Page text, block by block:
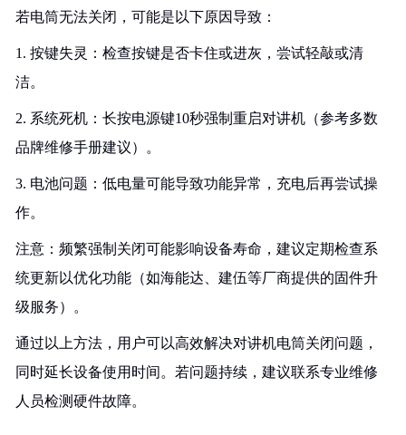
若电筒无法关闭，可能是以下原因导致：
1. 按键失灵：检查按键是否卡住或进灰，尝试轻敲或清
洁。
2. 系统死机：长按电源键10秒强制重启对讲机（参考多数
品牌维修手册建议）。
3. 电池问题：低电量可能导致功能异常，充电后再尝试操
作。
注意：频繁强制关闭可能影响设备寿命，建议定期检查系
统更新以优化功能（如海能达、建伍等厂商提供的固件升
级服务）。
通过以上方法，用户可以高效解决对讲机电筒关闭问题，
同时延长设备使用时间。若问题持续，建议联系专业维修
人员检测硬件故障。